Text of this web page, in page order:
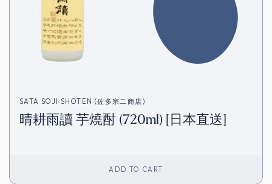
SATA SOJI SHOTEN (佐多宗二商店)
晴耕雨讀 芋燒酎 (720ml) [日本直送]
ADD TO CART